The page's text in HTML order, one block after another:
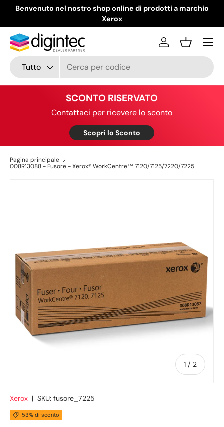
Benvenuto nel nostro shop online di prodotti a marchio
Xerox
Cerca
Tipo prodotto
Tutto
AccediCestino
Menu
SCONTO RISERVATO
Contattaci per ricevere lo sconto
Scopri lo Sconto
Pagina principale
008R13088 - Fusore - Xerox® WorkCentre™ 7120/7125/7220/7225
1 / di
2
Xerox | SKU: fusore_7225
53% di sconto